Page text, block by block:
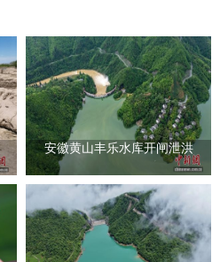
安徽黄山丰乐水库开闸泄洪